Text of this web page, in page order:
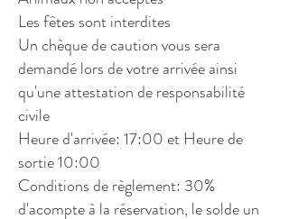
Les fêtes sont interdites
Un chèque de caution vous sera
demandé lors de votre arrivée ainsi
qu'une attestation de responsabilité
civile
Heure d'arrivée: 17:00 et Heure de
sortie 10:00
Conditions de règlement: 30%
d'acompte à la réservation, le solde un